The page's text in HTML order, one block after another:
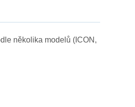
několika modelů (ICON,